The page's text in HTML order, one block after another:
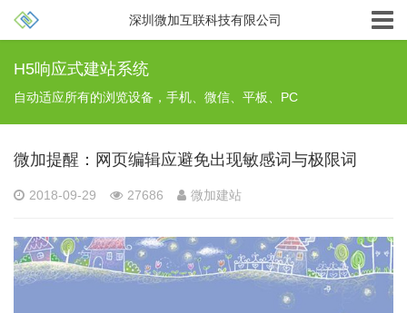
H5响应式建站系统
自动适应所有的浏览设备，手机、微信、平板、PC
微加提醒：网页编辑应避免出现敏感词与极限词
2018-09-29 27686 微加建站
深圳微加互联科技有限公司